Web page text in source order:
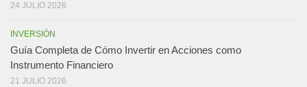
24 JULIO 2026
INVERSIÓN
Guía Completa de Cómo Invertir en Acciones como
Instrumento Financiero
21 JULIO 2026